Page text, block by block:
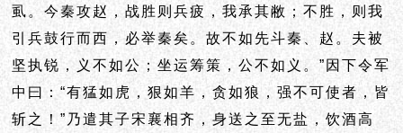
虱。今秦攻赵，战胜则兵疲，我承其敝；不胜，则我
引兵鼓行而西，必举秦矣。故不如先斗秦、赵。夫被
坚执锐，义不如公；坐运筹策，公不如义。”因下令军
中曰：“有猛如虎，狠如羊，贪如狼，强不可使者，皆
斩之！”乃遣其子宋襄相齐，身送之至无盐，饮酒高